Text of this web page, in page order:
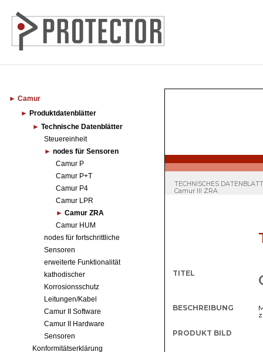
Camur
Produktdatenblätter
Technische Datenblätter
Steuereinheit
nodes für Sensoren
Camur P
Camur P+T
Camur P4
Camur LPR
Camur ZRA
Camur HUM
nodes für fortschrittliche
Sensoren
erweiterte Funktionalität
kathodischer
Korrosionsschutz
Leitungen/Kabel
Camur II Software
Camur II Hardware
Sensoren
Konformitätserklärung